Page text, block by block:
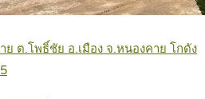
ย ต.โพธิ์ชัย อ.เมือง จ.หนองคาย โกดัง